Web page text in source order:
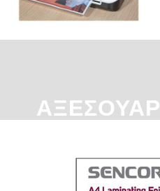
ΑΞΕΣΟΥΆΡ